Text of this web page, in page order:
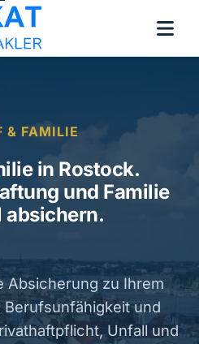
& FAMILIE
in Rostock.
und Familie
absichern.
Absicherung zu Ihrem
Berufsunfähigkeit und
Unfall und